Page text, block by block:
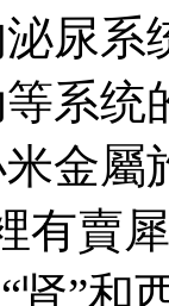
尿
系
金屬
有賣
肾”和